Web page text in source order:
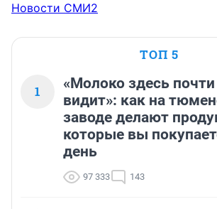
Новости СМИ2
ТОП 5
1
«Молоко здесь
видит»: как на
заводе делают
которые вы
день
97 333 143